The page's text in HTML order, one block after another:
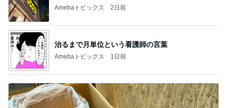
Amebaトピックス 2日前
治るまで月単位という看護師の言葉
Amebaトピックス 1日前